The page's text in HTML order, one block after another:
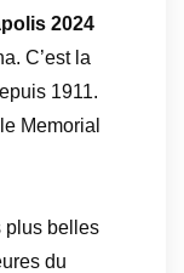
2024
C’est la
1911.
Memorial
plus belles
du